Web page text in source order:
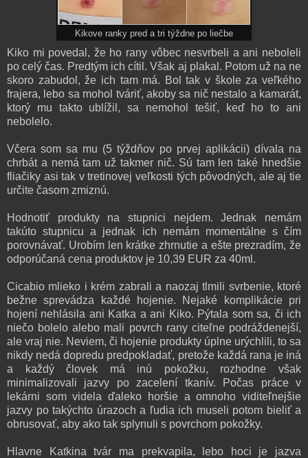
Kikove ranky pred a tri týždne po liečbe
Kiko mi povedal, že ho rany vôbec nesvrbeli a ani neboleli
po celý čas. Predtým ich cítil. Však aj plakal. Potom už na ne
skoro zabudol, že ich tam má. Bol tak v škole za veľkého
frajera, lebo sa mohol tváriť, akoby sa nič nestalo a kamarát,
ktorý mu takto ublížil, sa nemohol tešiť, keď ho to ani
nebolelo.
Včera som sa mu (5 týždňov po prvej aplikácii) dívala na
chrbát a nemá tam už takmer nič. Sú tam len také hnedšie
fliačiky asi tak v tretinovej veľkosti tých pôvodných, ale aj tie
určite časom zmiznú.
Hodnotiť produkty na stupnici nejdem. Jednak nemám
takúto stupnicu a jednak ich nemám momentálne s čím
porovnávať. Urobím len krátke zhrnutie a ešte prezradím, že
odporúčaná cena produktov je 10,39 EUR za 40ml.
Cicabio mlieko i krém zabrali a naozaj tlmili svrbenie, ktoré
bežne sprevádza každé hojenie. Nejaké komplikácie pri
hojení nehlásila ani Katka a ani Kiko. Pýtala som sa, či ich
niečo bolelo alebo mali povrch rany citeľne podráždenejší,
ale vraj nie. Neviem, či hojenie produkty úplne urýchlili, to sa
nikdy nedá dopredu predpokladať, pretože každá rana je iná
a každý človek má inú pokožku, rozhodne však
minimalizovali jazvy po zacelení tkanív. Počas práce v
lekárni som videla ďaleko horšie a omnoho viditeľnejšie
jazvy po takýchto úrazoch a ľudia ich museli potom bieliť a
obrusovať, aby ako tak splynuli s povrchom pokožky.
Hlavne Katkina tvár ma prekvapila, lebo hoci je jazva